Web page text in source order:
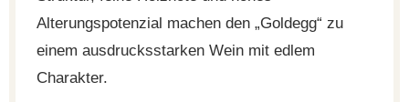
Alterungspotenzial machen den „Goldegg“ zu
einem ausdrucksstarken Wein mit edlem
Charakter.